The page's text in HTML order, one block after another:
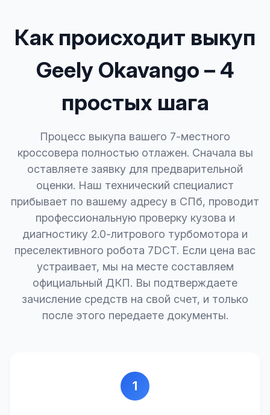
Как происходит выкуп
Geely Okavango – 4
простых шага
Процесс выкупа вашего 7-местного
кроссовера полностью отлажен. Сначала вы
оставляете заявку для предварительной
оценки. Наш технический специалист
прибывает по вашему адресу в СПб, проводит
профессиональную проверку кузова и
диагностику 2.0-литрового турбомотора и
преселективного робота 7DCT. Если цена вас
устраивает, мы на месте составляем
официальный ДКП. Вы подтверждаете
зачисление средств на свой счет, и только
после этого передаете документы.
1